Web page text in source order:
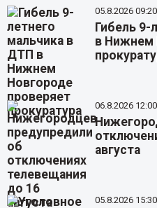
05.8.2026 09:20
Гибель 9-
в Нижнем
06.8.2026 12:00
августа
05.8.2026 15:30